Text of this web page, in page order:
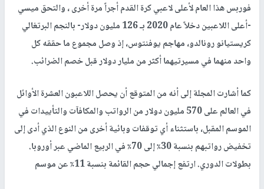
فوربس هذا العام لأعلى لاعبي كرة القدم أجراً مرة أخرى ، والتحق ميسي
-أعلى اللاعبين دخلاً عام 2020 بـ 126 مليون دولار- بالنجم البرتغالي
كريستيانو رونالدو، مهاجم يوفنتوس، إذ وصل مجموع ما حققه كل
واحد منهما في مسيرتيهما أكثر من مليار دولار قبل خصم الضرائب.
كما أشارت المجلة إلى أنه من المتوقع أن يحصل اللاعبون العشرة الأوائل
في العالم على 570 مليون دولار من الرواتب والمكافآت والتأييدات في
الموسم المقبل، باستثناء أي توقفات وبائية أخرى من النوع الذي أدى إلى
تخفيض رواتبهم بنسبة 30٪ إلى 70٪ في الربيع الماضي عبر أوروبا.
بطولات الدوري. ارتفع إجمالي حجم القائمة بنسبة 11٪ عن موسم